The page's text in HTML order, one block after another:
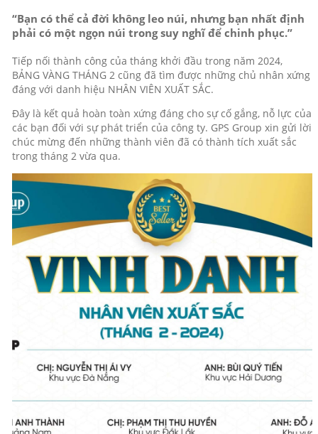
“Bạn có thể cả đời không leo núi, nhưng bạn nhất định
phải có một ngọn núi trong suy nghĩ để chinh phục.”
Tiếp nối thành công của tháng khởi đầu trong năm 2024,
BẢNG VÀNG THÁNG 2 cũng đã tìm được những chủ nhân xứng
đáng với danh hiệu NHÂN VIÊN XUẤT SẮC.
Đây là kết quả hoàn toàn xứng đáng cho sự cố gắng, nỗ lực của
các bạn đối với sự phát triển của công ty. GPS Group xin gửi lời
chúc mừng đến những thành viên đã có thành tích xuất sắc
trong tháng 2 vừa qua.